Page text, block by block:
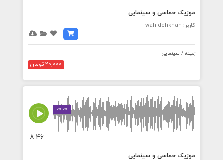
موزیک حماسی و سینمایی
کاربر: wahidehkhan
زمینه / سینمایی
20,000 تومان
00:00
8:46
موزیک حماسی و سینمایی